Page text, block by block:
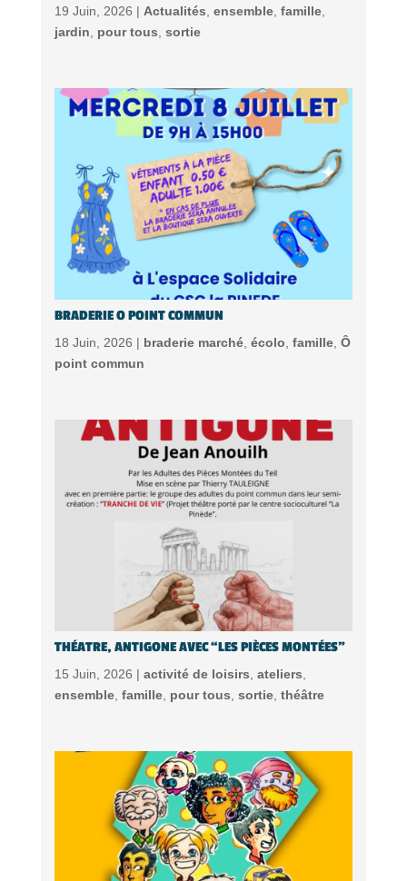
19 Juin, 2026 | Actualités ensemble, famille,
jardin
pour tous sortie
BRADERIE O POINT COMMUN
18 Juin, 2026 | braderie marché, écolo famille, Ô
point commun
THÉATRE, ANTIGONE AVEC “LES PIÈCES MONTÉES”
15 Juin, 2026 | activité de loisirs ateliers
ensemble, famille, pour tous sortie, théâtre